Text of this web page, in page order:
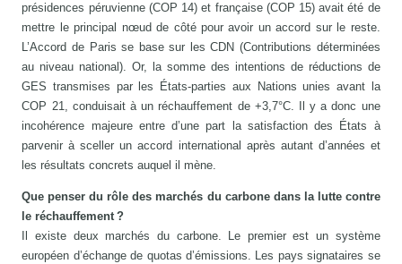
présidences péruvienne (COP 14) et française (COP 15) avait été de
mettre le principal nœud de côté pour avoir un accord sur le reste.
L’Accord de Paris se base sur les CDN (Contributions déterminées
au niveau national). Or, la somme des intentions de réductions de
GES transmises par les États-parties aux Nations unies avant la
COP 21, conduisait à un réchauffement de +3,7°C. Il y a donc une
incohérence majeure entre d’une part la satisfaction des États à
parvenir à sceller un accord international après autant d’années et
les résultats concrets auquel il mène.
Que penser du rôle des marchés du carbone dans la lutte contre
le réchauffement ?
Il existe deux marchés du carbone. Le premier est un système
européen d’échange de quotas d’émissions. Les pays signataires se